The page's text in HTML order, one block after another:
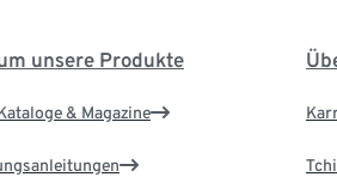
unsere Produkte
& Magazine